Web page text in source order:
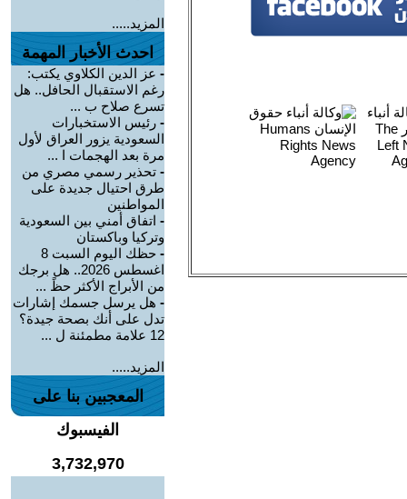
المزيد.....
احدث الأخبار المهمة
- عز الدين الكلاوي يكتب:
رغم الاستقبال الحافل.. هل
تسرع صلاح ب ...
- رئيس الاستخبارات
السعودية يزور العراق لأول
مرة بعد الهجمات ا ...
- تحذير رسمي مصري من
طرق احتيال جديدة على
المواطنين
- اتفاق أمني بين السعودية
وتركيا وباكستان
-
حظك اليوم السبت 8
اغسطس 2026.. هل برجك
من الأبراج الأكثر حظً ...
- هل يرسل جسمك إشارات
تدل على أنك بصحة جيدة؟
12 علامة مطمئنة ل ...
المزيد.....
المعجبين بنا على
الفيسبوك
3,732,970